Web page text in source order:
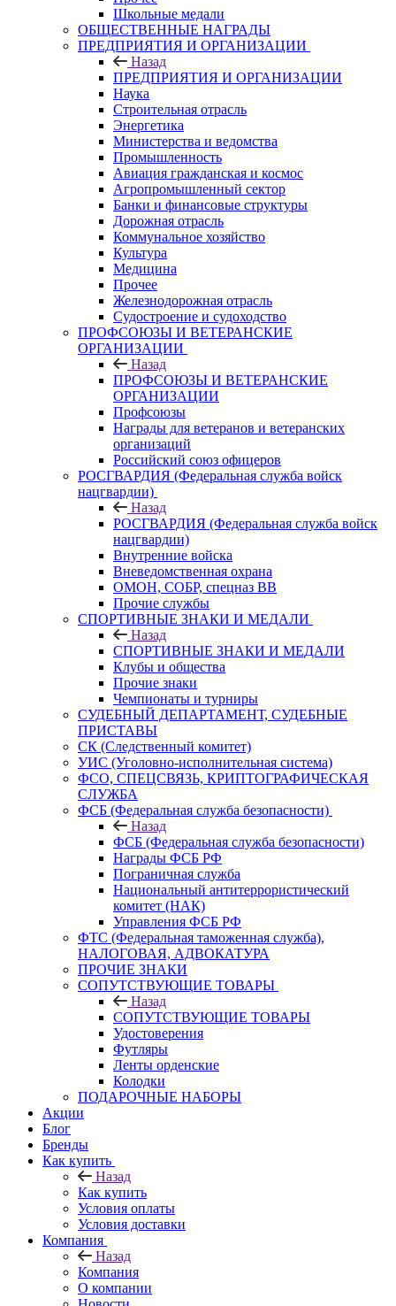
Школьные медали
ОБЩЕСТВЕННЫЕ НАГРАДЫ
ПРЕДПРИЯТИЯ И ОРГАНИЗАЦИИ
Назад
ПРЕДПРИЯТИЯ И ОРГАНИЗАЦИИ
Наука
Строительная отрасль
Энергетика
Министерства и ведомства
Промышленность
Авиация гражданская и космос
Агропромышленный сектор
Банки и финансовые структуры
Дорожная отрасль
Коммунальное хозяйство
Культура
Медицина
Прочее
Железнодорожная отрасль
Судостроение и судоходство
ПРОФСОЮЗЫ И ВЕТЕРАНСКИЕ
ОРГАНИЗАЦИИ
Назад
ПРОФСОЮЗЫ И ВЕТЕРАНСКИЕ
ОРГАНИЗАЦИИ
Профсоюзы
Награды для ветеранов и ветеранских
организаций
Российский союз офицеров
РОСГВАРДИЯ (Федеральная служба войск
нацгвардии)
Назад
РОСГВАРДИЯ (Федеральная служба войск
нацгвардии)
Внутренние войска
Вневедомственная охрана
ОМОН, СОБР, спецназ ВВ
Прочие службы
СПОРТИВНЫЕ ЗНАКИ И МЕДАЛИ
Назад
СПОРТИВНЫЕ ЗНАКИ И МЕДАЛИ
Клубы и общества
Прочие знаки
Чемпионаты и турниры
СУДЕБНЫЙ ДЕПАРТАМЕНТ, СУДЕБНЫЕ
ПРИСТАВЫ
СК (Следственный комитет)
УИС (Уголовно-исполнительная система)
ФСО, СПЕЦСВЯЗЬ, КРИПТОГРАФИЧЕСКАЯ
СЛУЖБА
ФСБ (Федеральная служба безопасности)
Назад
ФСБ (Федеральная служба безопасности)
Награды ФСБ РФ
Пограничная служба
Национальный антитеррористический
комитет (НАК)
Управления ФСБ РФ
ФТС (Федеральная таможенная служба),
НАЛОГОВАЯ, АДВОКАТУРА
ПРОЧИЕ ЗНАКИ
СОПУТСТВУЮЩИЕ ТОВАРЫ
Назад
СОПУТСТВУЮЩИЕ ТОВАРЫ
Удостоверения
Футляры
Ленты орденские
Колодки
ПОДАРОЧНЫЕ НАБОРЫ
Акции
Блог
Бренды
Как купить
Назад
Как купить
Условия оплаты
Условия доставки
Компания
Назад
Компания
О компании